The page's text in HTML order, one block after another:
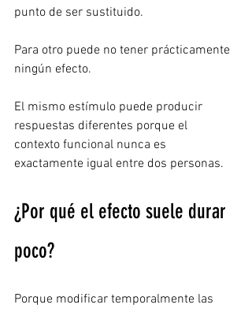
punto de ser sustituido.
Para otro puede no tener prácticamente
ningún efecto.
El mismo estímulo puede producir
respuestas diferentes porque el
contexto funcional nunca es
exactamente igual entre dos personas.
¿Por qué el efecto suele durar
poco?
Porque modificar temporalmente las